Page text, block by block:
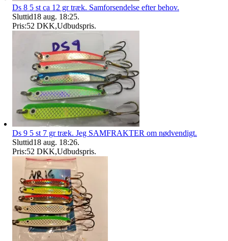
Ds 8 5 st ca 12 gr træk. Samforsendelse efter behov.
Sluttid18 aug. 18:25.
Pris:52 DKK,Udbudspris.
Ds 9 5 st 7 gr træk. Jeg SAMFRAKTER om nødvendigt.
Sluttid18 aug. 18:26.
Pris:52 DKK,Udbudspris.